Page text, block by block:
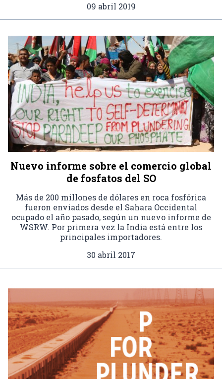
09 abril 2019
Nuevo informe sobre el comercio global
de fosfatos del SO
Más de 200 millones de dólares en roca fosfórica
fueron enviados desde el Sahara Occidental
ocupado el año pasado, según un nuevo informe de
WSRW. Por primera vez la India está entre los
principales importadores.
30 abril 2017